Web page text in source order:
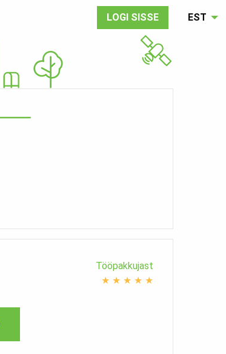
LOGI SISSE EST
Tööpakkujast
★ ★ ★ ★ ★